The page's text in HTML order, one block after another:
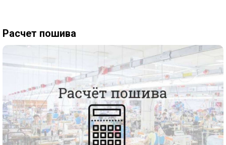
Расчет пошива